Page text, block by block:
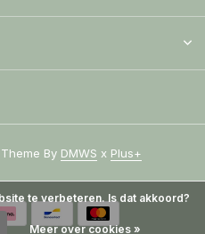
By DMWS x Plus+
te verbeteren. Is dat akkoord?
Meer over cookies »